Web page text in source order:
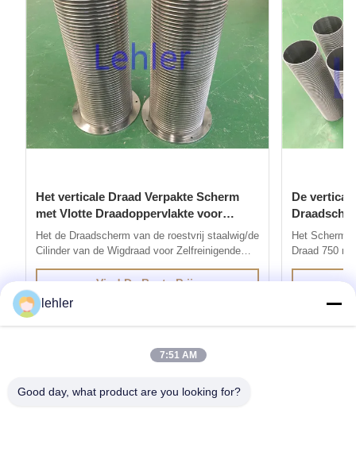
Het verticale Draad Verpakte Scherm
met Vlotte Draadoppervlakte voor
Zelfreinigende Filter
Het de Draadscherm van de roestvrij staalwig/de
Cilinder van de Wigdraad voor Zelfreinigende
Filter 1. Het de Draadscherm wordt van de
roestvrij staalwig geproduceerd door de methode
van elektrisch weerstandslassen, zijn de draden
met speciale profielen gelast aan het steunen
van draden bij 90 ...
Vind De Beste Prijs
De
Openen
Het
Draad 750
bij 90
Krijg de producten die u nodig heeft
lehler
7:51 AM
Good day, what product are you looking for?